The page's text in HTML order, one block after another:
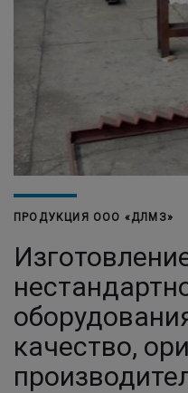
ПРОДУКЦИЯ ООО «ДЛМЗ»
качество,